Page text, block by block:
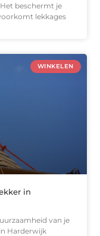
beschermt je
lekkages
WINKELEN
in
van je
Harderwijk